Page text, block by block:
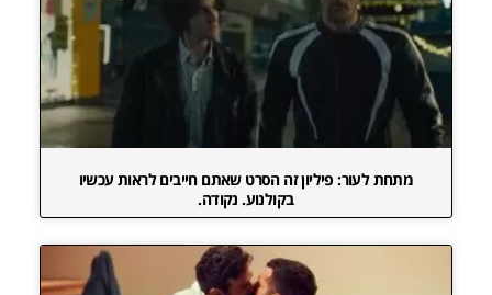
מתחת לעור: פיליון זה הסרט שאתם חייבים לראות עכשיו
בקולנוע. נקודה.